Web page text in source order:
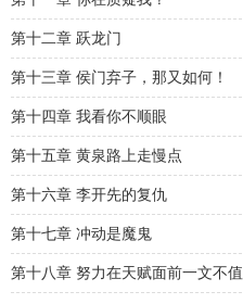
第十二章 跃龙门
第十三章 侯门弃子，那又如何！
第十四章 我看你不顺眼
第十五章 黄泉路上走慢点
第十六章 李开先的复仇
第十七章 冲动是魔鬼
第十八章 努力在天赋面前一文不值